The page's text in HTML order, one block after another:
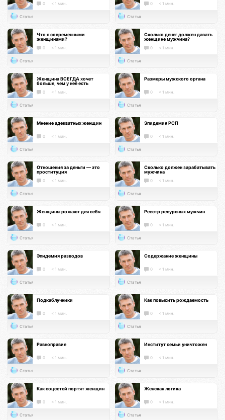
0 < 1 мин.
Статья
0 < 1 мин.
Статья
Что с современными
женщинами?
0 < 1 мин.
Статья
Сколько денег должен давать
женщине мужчина?
0 < 1 мин.
Статья
Женщина ВСЕГДА хочет
больше, чем у неё есть
0 < 1 мин.
Статья
Размеры мужского органа
0 < 1 мин.
Статья
Мнение адекватных женщин
0 < 1 мин.
Статья
Эпидемия РСП
0 < 1 мин.
Статья
Отношения за деньги — это
проституция
0 < 1 мин.
Статья
Сколько должен зарабатывать
мужчина
0 < 1 мин.
Статья
Женщины рожают для себя
0 < 1 мин.
Статья
Реестр ресурсных мужчин
0 < 1 мин.
Статья
Эпидемия разводов
0 < 1 мин.
Статья
Содержание женщины
0 < 1 мин.
Статья
Подкаблучники
0 < 1 мин.
Статья
Как повысить рождаемость
0 < 1 мин.
Статья
Равноправие
0 < 1 мин.
Статья
Институт семьи уничтожен
0 < 1 мин.
Статья
Как соцсетей портят женщин
0 < 1 мин.
Статья
Женская логика
0 < 1 мин.
Статья